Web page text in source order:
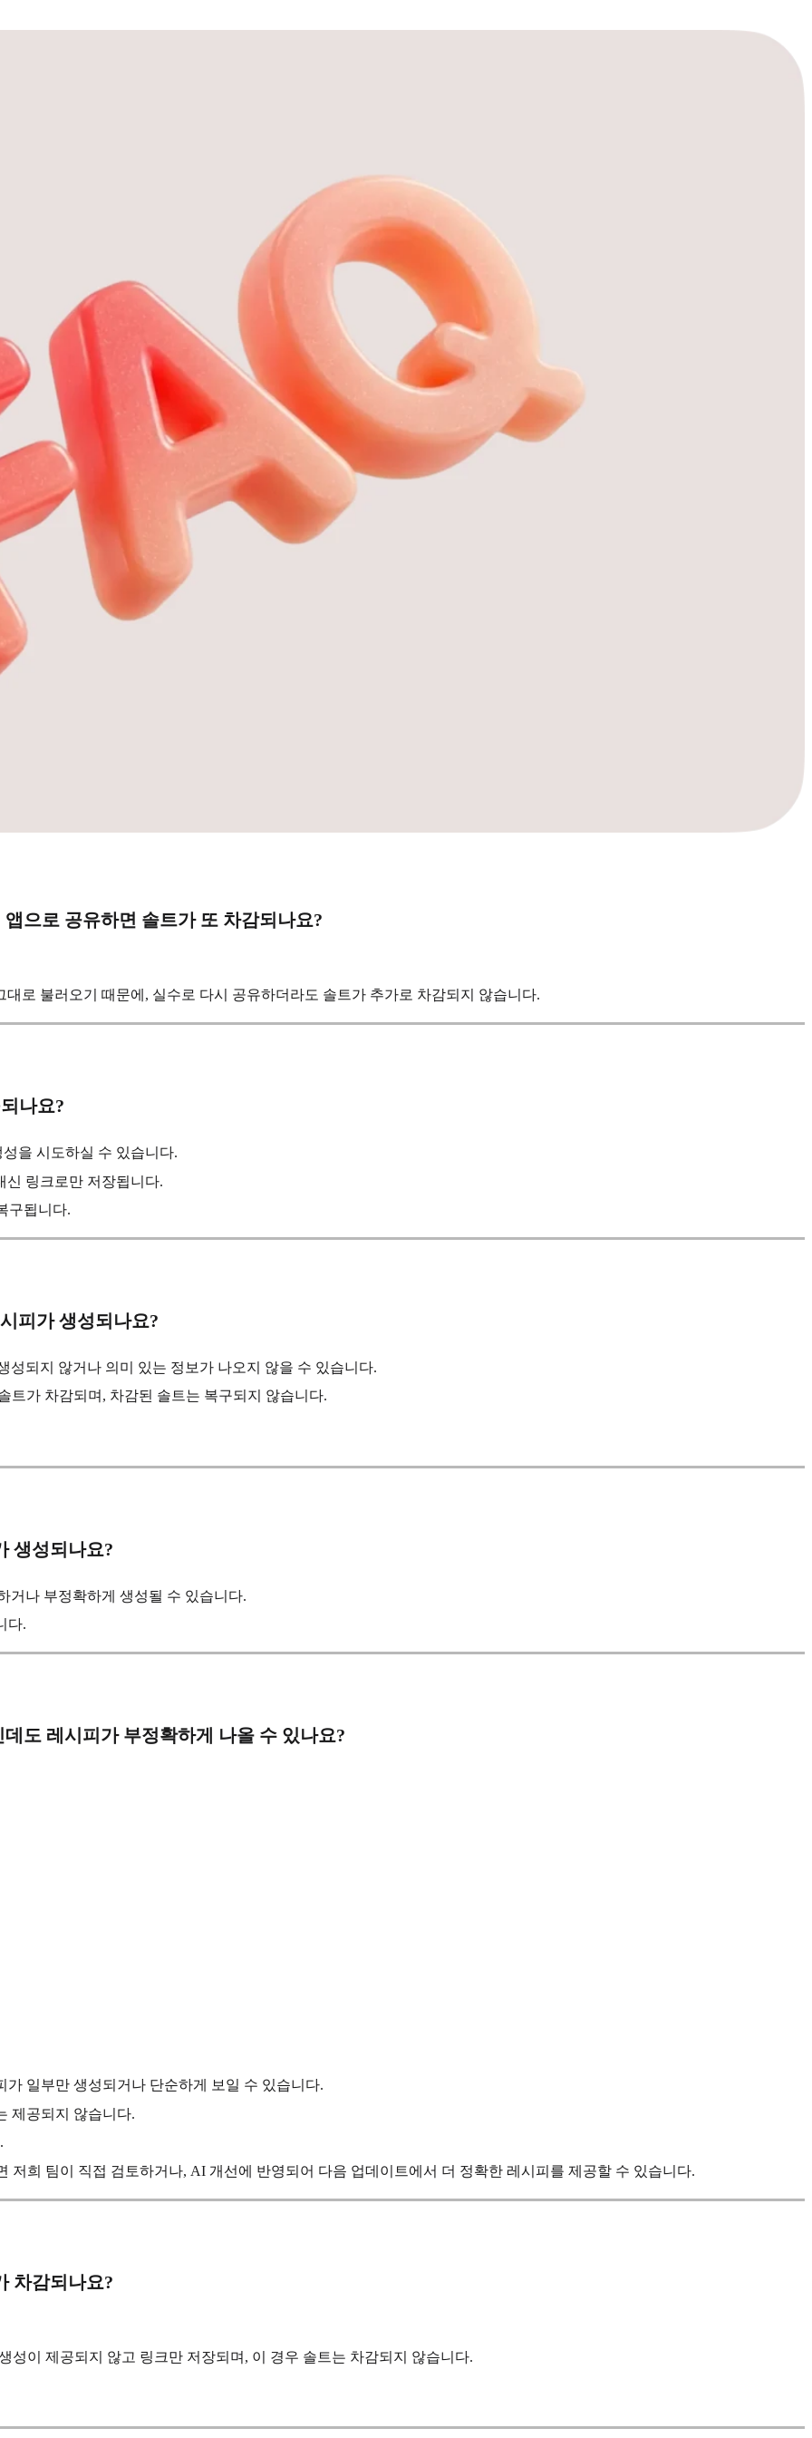
으로 공유하면 솔트가 또 차감되나요?
로 불러오기 때문에, 실수로 다시 공유하더라도 솔트가 추가로 차감되지 않습니다.
나요?
을 시도하실 수 있습니다.
신 링크로만 저장됩니다.
구됩니다.
피가 생성되나요?
되지 않거나 의미 있는 정보가 나오지 않을 수 있습니다.
트가 차감되며, 차감된 솔트는 복구되지 않습니다.
생성되나요?
거나 부정확하게 생성될 수 있습니다.
다.
도 레시피가 부정확하게 나올 수 있나요?
일부만 생성되거나 단순하게 보일 수 있습니다.
제공되지 않습니다.
저희 팀이 직접 검토하거나, AI 개선에 반영되어 다음 업데이트에서 더 정확한 레시피를 제공할 수 있습니다.
차감되나요?
성이 제공되지 않고 링크만 저장되며, 이 경우 솔트는 차감되지 않습니다.